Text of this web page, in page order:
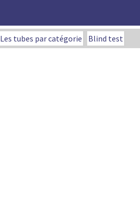
Les tubes par catégorie Blind test